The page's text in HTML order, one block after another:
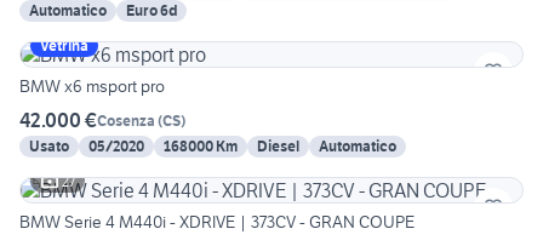
Automatico
Euro 6d
Vetrina
BMW x6 msport pro
42.000 €Cosenza (CS)
Usato
05/2020 168000 Km Diesel
Automatico
27
BMW Serie 4 M440i - XDRIVE | 373CV - GRAN COUPE